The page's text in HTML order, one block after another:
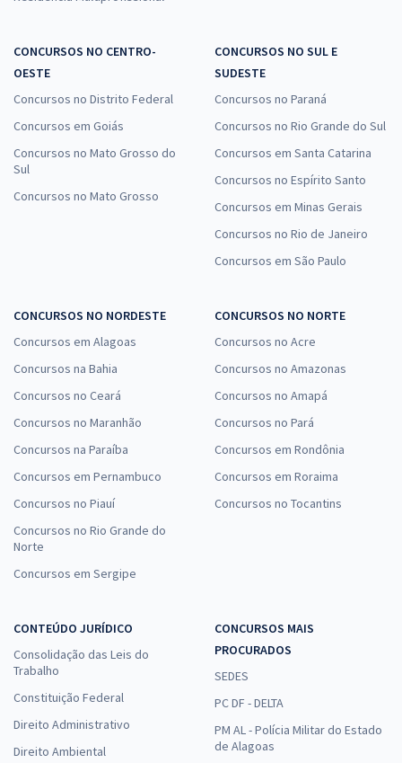
CONCURSOS NO CENTRO-
OESTE
Concursos no Distrito Federal
Concursos em Goiás
Concursos no Mato Grosso do
Sul
Concursos no Mato Grosso
CONCURSOS NO SUL E
SUDESTE
Concursos no Paraná
Concursos no Rio Grande do Sul
Concursos em Santa Catarina
Concursos no Espírito Santo
Concursos em Minas Gerais
Concursos no Rio de Janeiro
Concursos em São Paulo
CONCURSOS NO NORDESTE
Concursos em Alagoas
Concursos na Bahia
Concursos no Ceará
Concursos no Maranhão
Concursos na Paraíba
Concursos em Pernambuco
Concursos no Piauí
Concursos no Rio Grande do
Norte
Concursos em Sergipe
CONCURSOS NO NORTE
Concursos no Acre
Concursos no Amazonas
Concursos no Amapá
Concursos no Pará
Concursos em Rondônia
Concursos em Roraima
Concursos no Tocantins
CONTEÚDO JURÍDICO
Consolidação das Leis do
Trabalho
Constituição Federal
Direito Administrativo
Direito Ambiental
CONCURSOS MAIS
PROCURADOS
SEDES
PC DF - DELTA
PM AL - Polícia Militar do Estado
de Alagoas